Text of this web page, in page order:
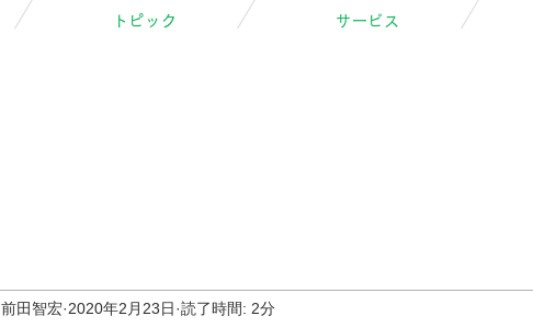
トピック サービス
前田智宏 2020年2月23日 読了時間: 2分